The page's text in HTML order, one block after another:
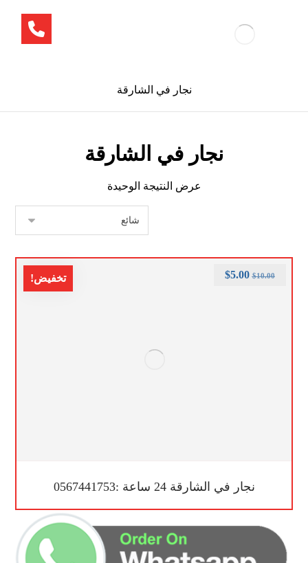
نجار في الشارقة
نجار في الشارقة
عرض النتيجة الوحيدة
تخفيض!
نجار في الشارقة 24 ساعة :0567441753
$10.00
$5.00